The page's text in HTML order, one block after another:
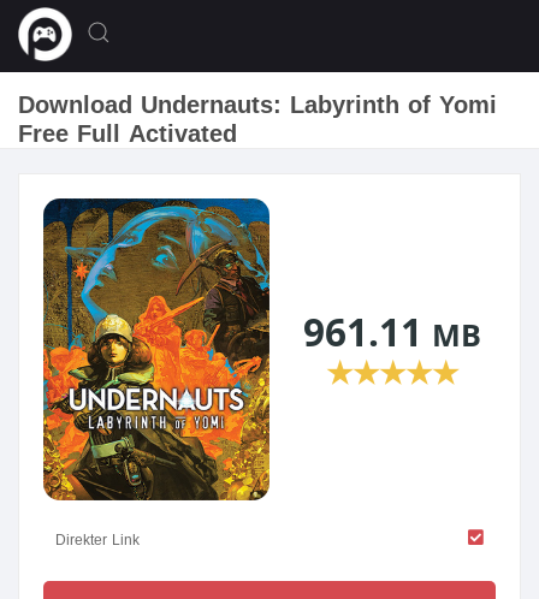
Download Undernauts: Labyrinth of Yomi
Free Full Activated
961.11 MB
★★★★★
Direkter Link